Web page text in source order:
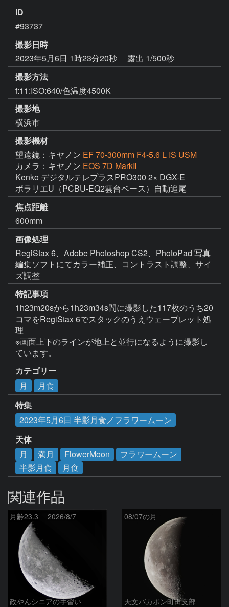
ID
#93737
撮影日時
2023年5月6日 1時23分20秒
露出 1/500秒
撮影方法
f:11:ISO:640/色温度4500K
撮影地
横浜市
撮影機材
望遠鏡：キヤノン EF 70-300mm F4-5.6 L IS USM
カメラ：キヤノン EOS 7D MarkⅡ
Kenko デジタルテレプラスPRO300 2× DGX-E
ポラリエU（PCBU-EQ2雲台ベース）自動追尾
焦点距離
600mm
画像処理
RegiStax 6、Adobe Photoshop CS2、PhotoPad 写真
編集ソフトにてカラー補正、コントラスト調整、サイ
ズ調整
特記事項
1h23m20sから1h23m34s間に撮影した117枚のうち20
コマをRegiStax 6でスタックのうえウェーブレット処
理
※画面上下のラインが地上と並行になるように撮影し
ています。
カテゴリー
月
月食
特集
2023年5月6日 半影月食／フラワームーン
天体
月
満月 FlowerMoon
フラワームーン
半影月食
月食
関連作品
月齢23.3 2026/8/7
政やんシニアの手習い
08/07の月
天文バカボン町田支部